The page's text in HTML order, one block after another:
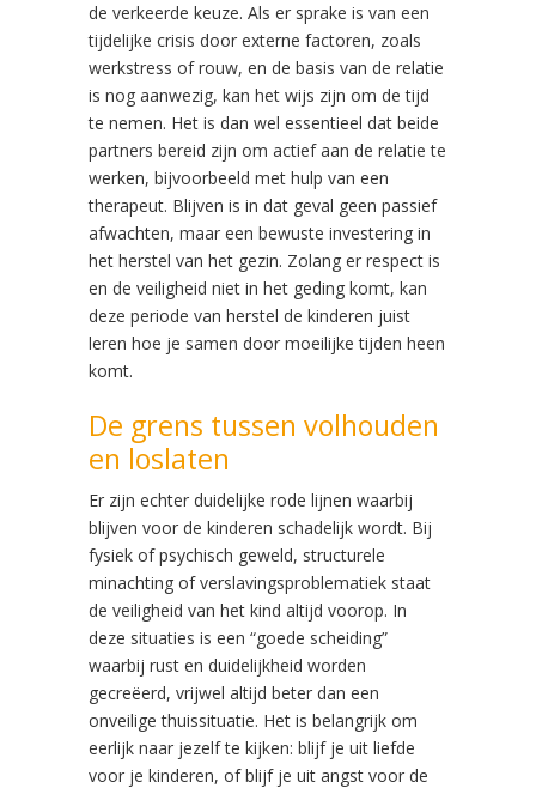
de verkeerde keuze. Als er sprake is van een
tijdelijke crisis door externe factoren, zoals
werkstress of rouw, en de basis van de relatie
is nog aanwezig, kan het wijs zijn om de tijd
te nemen. Het is dan wel essentieel dat beide
partners bereid zijn om actief aan de relatie te
werken, bijvoorbeeld met hulp van een
therapeut. Blijven is in dat geval geen passief
afwachten, maar een bewuste investering in
het herstel van het gezin. Zolang er respect is
en de veiligheid niet in het geding komt, kan
deze periode van herstel de kinderen juist
leren hoe je samen door moeilijke tijden heen
komt.
De grens tussen volhouden
en loslaten
Er zijn echter duidelijke rode lijnen waarbij
blijven voor de kinderen schadelijk wordt. Bij
fysiek of psychisch geweld, structurele
minachting of verslavingsproblematiek staat
de veiligheid van het kind altijd voorop. In
deze situaties is een “goede scheiding”
waarbij rust en duidelijkheid worden
gecreëerd, vrijwel altijd beter dan een
onveilige thuissituatie. Het is belangrijk om
eerlijk naar jezelf te kijken: blijf je uit liefde
voor je kinderen, of blijf je uit angst voor de